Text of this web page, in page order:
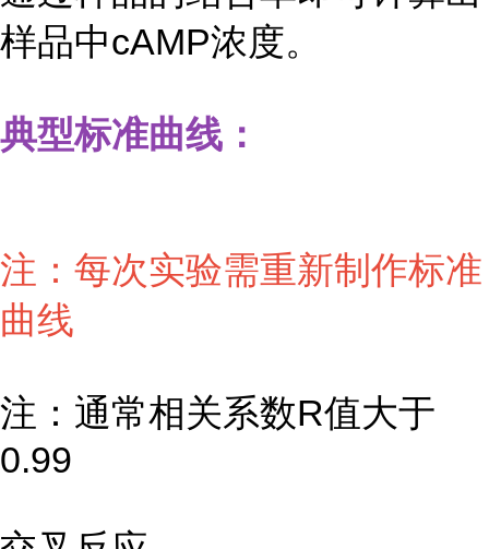
样品中cAMP浓度。
典型标准曲线：
注：每次实验需重新制作标准
曲线
注：通常相关系数R值大于
0.99